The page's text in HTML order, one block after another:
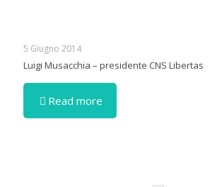
5 Giugno 2014
Luigi Musacchia – presidente CNS Libertas
Read more